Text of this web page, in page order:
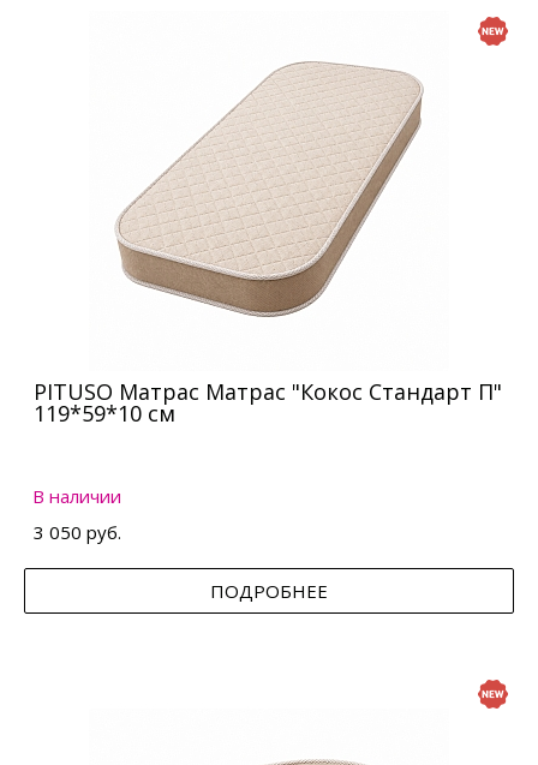
PITUSO Матрас Матрас "Кокос Стандарт П"
119*59*10 см
В наличии
3 050 руб.
ПОДРОБНЕЕ